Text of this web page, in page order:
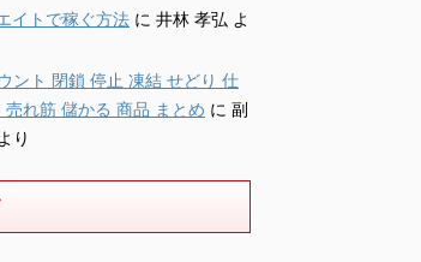
イトで稼ぐ方法 に 井林 孝弘 よ
ント 閉鎖 停止 凍結 せどり 仕
売れ筋 儲かる 商品 まとめ に 副
より